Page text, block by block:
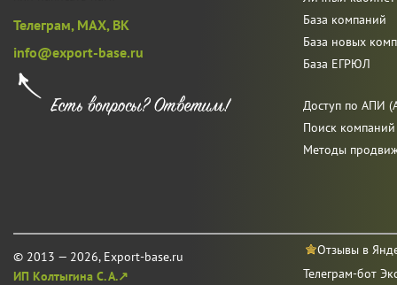
Телеграм, MAX, ВК
info@export-base.ru
© 2013 — 2026, Export-base.ru
ИП Колтыгина С. А.↗
База компаний
База новых
База ЕГРЮЛ
Доступ по АПИ
Поиск
Методы
Отзывы в
Телеграм-бот